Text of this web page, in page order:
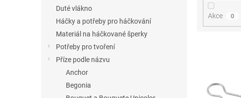
Duté vlákno
Háčky a potřeby pro háčkování
Materiál na háčkované šperky
Potřeby pro tvoření
Příze podle názvu
Anchor
Begonia
Akce 0